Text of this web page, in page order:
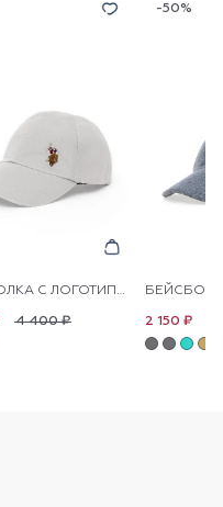
БЕЙСБОЛКА С ЛОГОТИПОМ
4 400 ₽
-50%
2 150 ₽